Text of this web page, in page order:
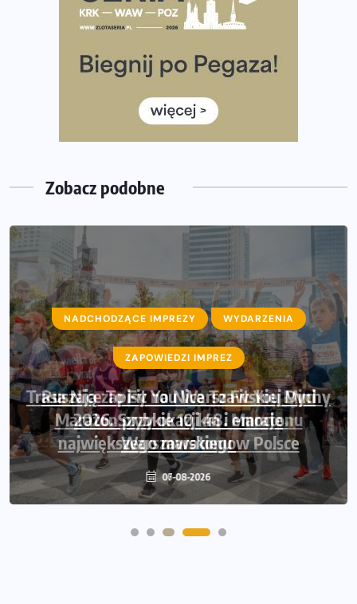
Co ma dużo białka? Produkty, które warto włączyć do
Rozbiegany Olsztyn szykuje się na weekend z
Już w tę sobotę 35. Bieg Powstania Warszawskiego.
Wystartuje rekordowa liczba uczestników
Zobacz podobne
NADCHODZĄCE IMPREZY WYDARZENIA
ZAPOWIEDZI IMPREZ
Ruszają zapisy na Nice To Fit You Mini
Maraton przy okazji 48. Maratonu
Warszawskiego
06-08-2026